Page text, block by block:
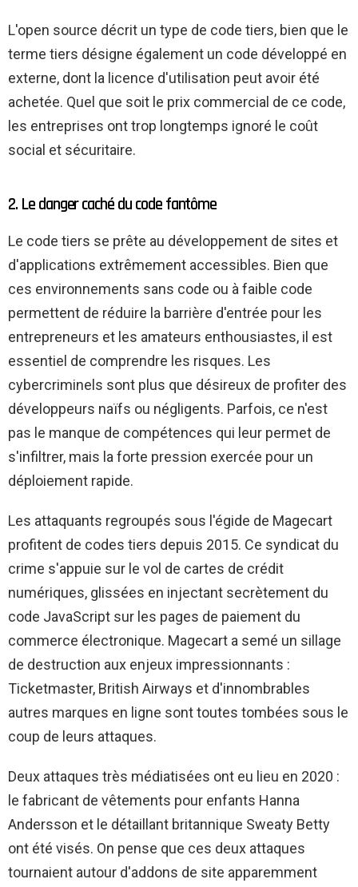
L'open source décrit un type de code tiers, bien que le
terme tiers désigne également un code développé en
externe, dont la licence d'utilisation peut avoir été
achetée. Quel que soit le prix commercial de ce code,
les entreprises ont trop longtemps ignoré le coût
social et sécuritaire.
2. Le danger caché du code fantôme
Le code tiers se prête au développement de sites et
d'applications extrêmement accessibles. Bien que
ces environnements sans code ou à faible code
permettent de réduire la barrière d'entrée pour les
entrepreneurs et les amateurs enthousiastes, il est
essentiel de comprendre les risques. Les
cybercriminels sont plus que désireux de profiter des
développeurs naïfs ou négligents. Parfois, ce n'est
pas le manque de compétences qui leur permet de
s'infiltrer, mais la forte pression exercée pour un
déploiement rapide.
Les attaquants regroupés sous l'égide de Magecart
profitent de codes tiers depuis 2015. Ce syndicat du
crime s'appuie sur le vol de cartes de crédit
numériques, glissées en injectant secrètement du
code JavaScript sur les pages de paiement du
commerce électronique. Magecart a semé un sillage
de destruction aux enjeux impressionnants :
Ticketmaster, British Airways et d'innombrables
autres marques en ligne sont toutes tombées sous le
coup de leurs attaques.
Deux attaques très médiatisées ont eu lieu en 2020 :
le fabricant de vêtements pour enfants Hanna
Andersson et le détaillant britannique Sweaty Betty
ont été visés. On pense que ces deux attaques
tournaient autour d'addons de site apparemment